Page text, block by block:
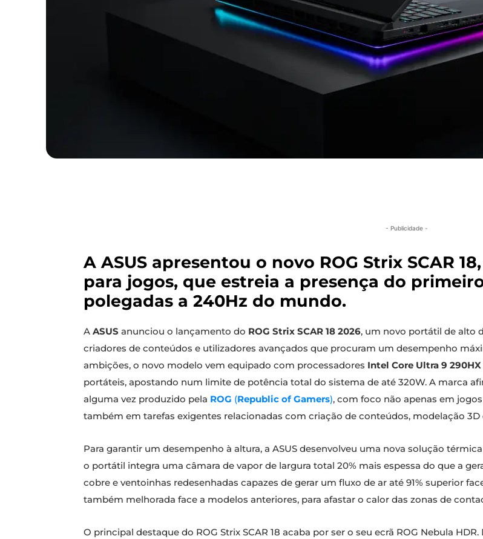
- Publicidade -
A ASUS apresentou o novo ROG Strix SCAR
para jogos, que estreia a presença do
polegadas a 240Hz do mundo.
A ASUS anunciou o lançamento do ROG Strix SCAR 18 2026, um novo portátil de alto
criadores de conteúdos e utilizadores avançados que procuram um desempenho
ambições, o novo modelo vem equipado com processadores Intel Core Ultra 9
portáteis, apostando num limite de potência total do sistema de até 320W. A marca
alguma vez produzido pela ROG (Republic of Gamers), com foco não apenas em
também em tarefas exigentes relacionadas com criação de conteúdos, modelação
Para garantir um desempenho à altura, a ASUS desenvolveu uma nova solução
o portátil integra uma câmara de vapor de largura total 20% mais espessa do que a
cobre e ventoinhas redesenhadas capazes de gerar um fluxo de ar até 91% superior
também melhorada face a modelos anteriores, para afastar o calor das zonas de
O principal destaque do ROG Strix SCAR 18 acaba por ser o seu ecrã ROG Nebula